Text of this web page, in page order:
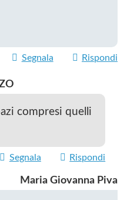
Segnala Rispondi
compresi quelli
Segnala Rispondi
Maria Giovanna Piva